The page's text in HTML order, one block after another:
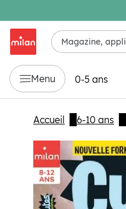
Menu 0-5 ans
Accueil 6-10 ans